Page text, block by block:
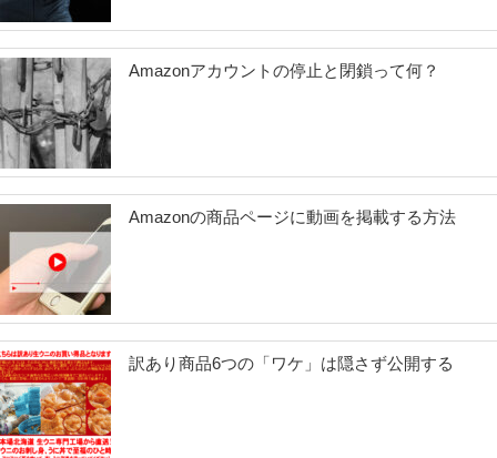
い
シ
タ
Amazonアカウントの停止と閉鎖って何？
Amazonの商品ページに動画を掲載する方法
訳あり商品6つの「ワケ」は隠さず公開する